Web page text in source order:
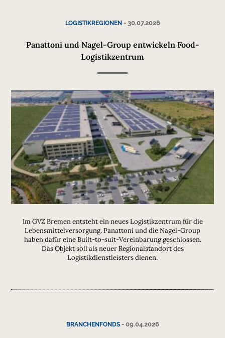
LOGISTIKREGIONEN- 30.07.2026
Panattoni und Nagel-Group entwickeln Food-
Logistikzentrum
Im GVZ Bremen entsteht ein neues Logistikzentrum für die
Lebensmittelversorgung. Panattoni und die Nagel-Group
haben dafür eine Built-to-suit-Vereinbarung geschlossen.
Das Objekt soll als neuer Regionalstandort des
Logistikdienstleisters dienen.
BRANCHENFONDS- 09.04.2026